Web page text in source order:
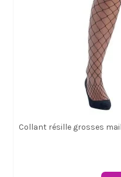
Collant résille grosses